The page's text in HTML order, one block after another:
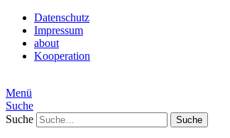
Datenschutz
Impressum
about
Kooperation
Menü
Suche
Suche